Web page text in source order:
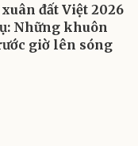
đất Việt 2026
Những khuôn
giờ lên sóng